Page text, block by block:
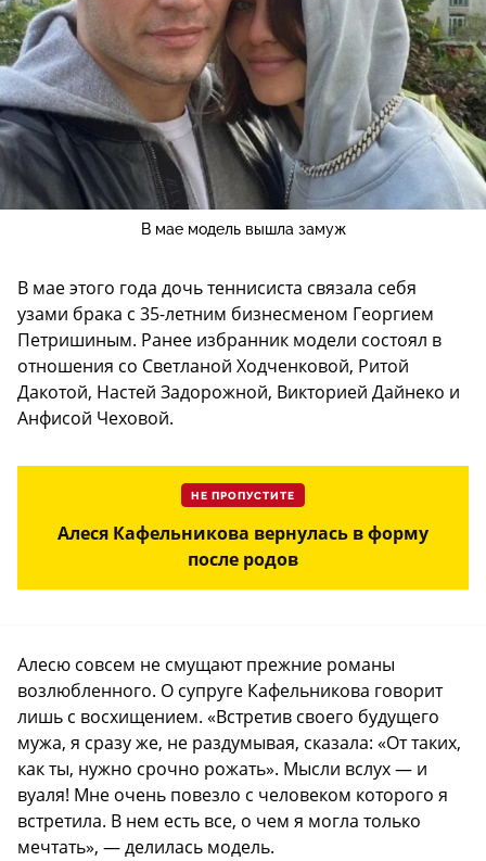
В мае модель вышла замуж
В мае этого года дочь теннисиста связала себя
узами брака с 35-летним бизнесменом Георгием
Петришиным. Ранее избранник модели состоял в
отношения со Светланой Ходченковой, Ритой
Дакотой, Настей Задорожной, Викторией Дайнеко и
Анфисой Чеховой.
НЕ ПРОПУСТИТЕ
Алеся Кафельникова вернулась в форму
после родов
Алесю совсем не смущают прежние романы
возлюбленного. О супруге Кафельникова говорит
лишь с восхищением. «Встретив своего будущего
мужа, я сразу же, не раздумывая, сказала: «От таких,
как ты, нужно срочно рожать». Мысли вслух — и
вуаля! Мне очень повезло с человеком которого я
встретила. В нем есть все, о чем я могла только
мечтать», — делилась модель.